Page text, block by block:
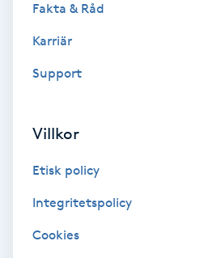
Torr hårbotten
Torrborstning
Triggerpunktsmassage
Trådning
Fakta & Råd
Karriär
Support
Villkor
Etisk policy
Integritetspolicy
Cookies